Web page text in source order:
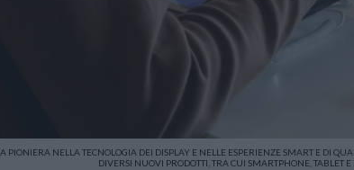
PIONIERA NELLA TECNOLOGIA DEI DISPLAY E NELLE ESPERIENZE SMART E DI
DIVERSI NUOVI PRODOTTI, TRA CUI SMARTPHONE, TABLET E